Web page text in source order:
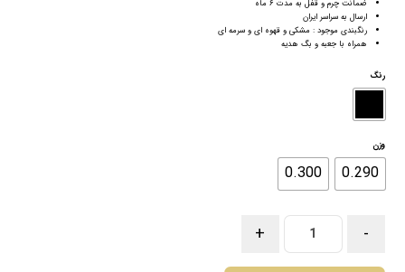
ضمانت چرم و قفل به مدت ۶ ماه
ارسال به سراسر ایران
رنگبندی موجود : مشکی و قهوه ای و سرمه ای
همراه با جعبه و بگ هدیه
رنگ
وزن
0.290
0.300
-
+